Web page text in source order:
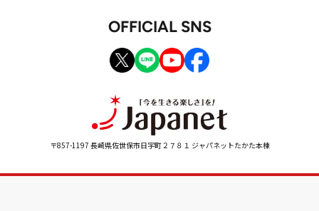
〒857-1197 長崎県佐世保市日宇町２７８１ ジャパネットたかた本棟
OFFICIAL SNS